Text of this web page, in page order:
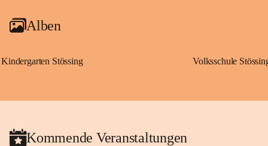
Alben
Kindergarten Stössing Volksschule
Kommende Veranstaltungen